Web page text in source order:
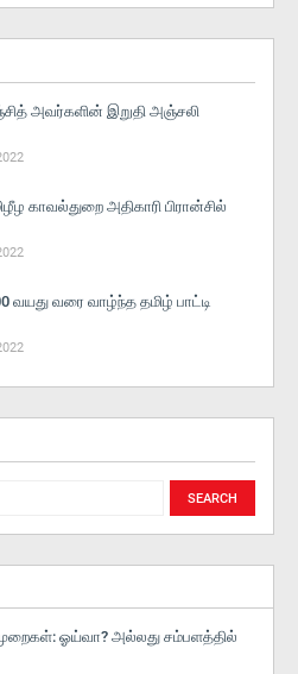
அவர்களின் இறுதி அஞ்சலி
காவல்துறை அதிகாரி பிரான்சில்
வயது வரை வாழ்ந்த தமிழ் பாட்டி
ஓய்வா? அல்லது சம்பளத்தில்